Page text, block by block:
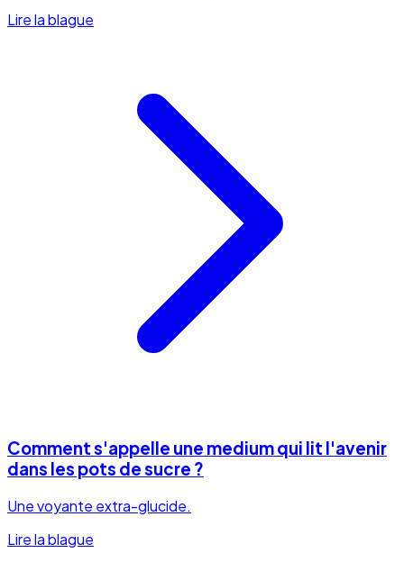
Lire la blague
Comment s'appelle une medium qui lit l'avenir
dans les pots de sucre ?
Une voyante extra-glucide.
Lire la blague